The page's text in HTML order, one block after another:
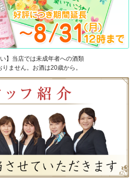
い】当店では未成年者への酒類
ません。お酒は20歳から。